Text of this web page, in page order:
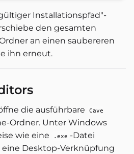
Installationspfad"-
den gesamten
an einen saubereren
ihn erneut.
die ausführbare
Cave
Ordner. Unter Windows
wie eine
.exe -Datei
eine Desktop-Verknüpfung